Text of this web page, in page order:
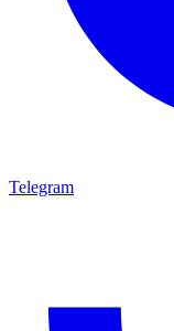
Telegram